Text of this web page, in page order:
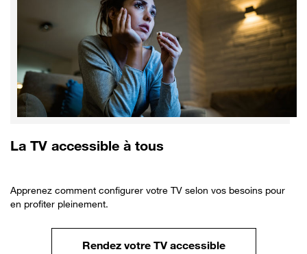
La TV accessible à tous
Apprenez comment configurer votre TV selon vos besoins pour
en profiter pleinement.
Rendez votre TV accessible